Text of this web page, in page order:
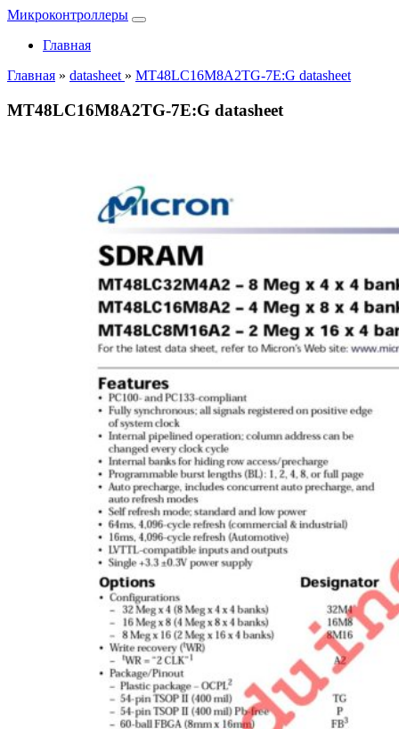
Микроконтроллеры
Главная
Главная » datasheet » MT48LC16M8A2TG-7E:G datasheet
MT48LC16M8A2TG-7E:G datasheet